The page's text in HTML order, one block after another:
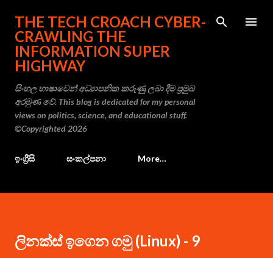
Skip to main content
THE TECH CROACH CYBER-
CRAWLING THE
INFORMATION SUPER
HIGHWAY
සිංහල භාෂාවෙන් අධ්‍යාපනික කරුණු ලබා දීම ප්‍රමුඛ
අරමුණ වේ. This blog is dedicated for my personal
views on politics, science, and educational stuff.
©Copyrighted 2026
ඉංග්‍රීසි සංකල්පනා More…
ලිනක්ස් ඉගෙන ගමු (Linux) - 9